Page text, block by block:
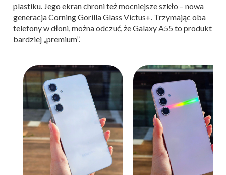
plastiku. Jego ekran chroni też mocniejsze szkło – nowa
generacja Corning Gorilla Glass Victus+. Trzymając oba
telefony w dłoni, można odczuć, że Galaxy A55 to produkt
bardziej „premium”.